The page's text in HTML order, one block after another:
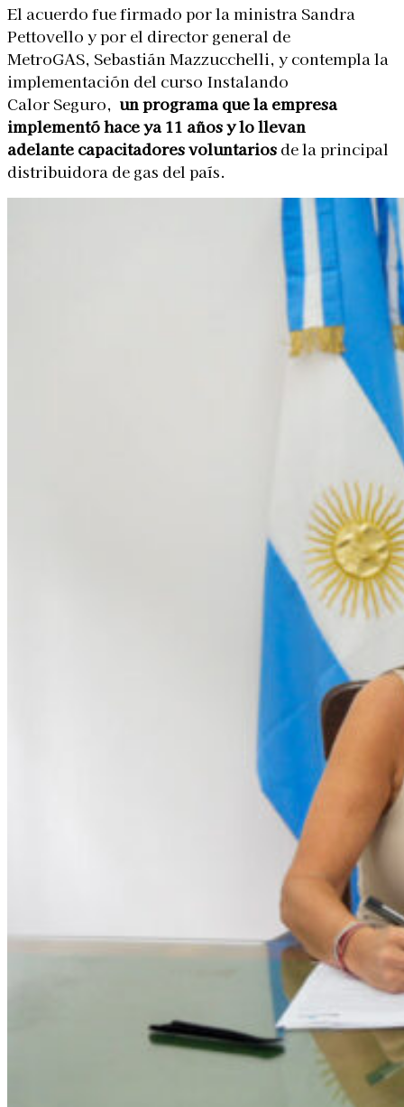
El acuerdo fue firmado por la ministra Sandra
Pettovello y por el director general de
MetroGAS, Sebastián Mazzucchelli, y contempla la
implementación del curso Instalando
Calor Seguro, un programa que la empresa
implementó hace ya 11 años y lo llevan
adelante capacitadores voluntarios de la principal
distribuidora de gas del país.